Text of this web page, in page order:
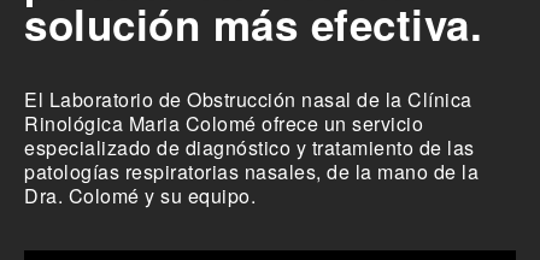
solución más efectiva.
El Laboratorio de Obstrucción nasal de la Clínica
Rinológica Maria Colomé ofrece un servicio
especializado de diagnóstico y tratamiento de las
patologías respiratorias nasales, de la mano de la
Dra. Colomé y su equipo.